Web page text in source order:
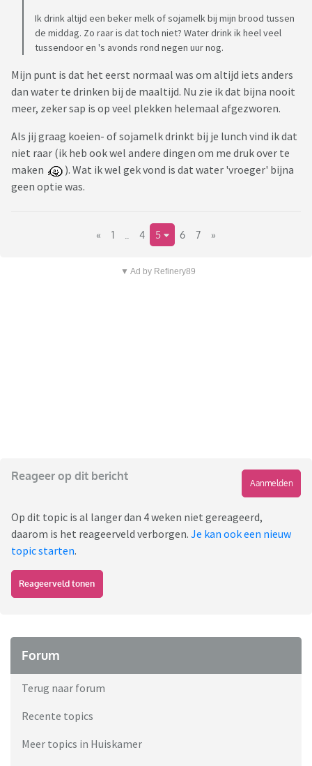
Ik drink altijd een beker melk of sojamelk bij mijn brood tussen
de middag. Zo raar is dat toch niet? Water drink ik heel veel
tussendoor en 's avonds rond negen uur nog.
Mijn punt is dat het eerst normaal was om altijd iets anders
dan water te drinken bij de maaltijd. Nu zie ik dat bijna nooit
meer, zeker sap is op veel plekken helemaal afgezworen.
Als jij graag koeien- of sojamelk drinkt bij je lunch vind ik dat
niet raar (ik heb ook wel andere dingen om me druk over te
maken
). Wat ik wel gek vond is dat water 'vroeger' bijna
geen optie was.
« 1 4 5 6 7 »
▼ Ad by Refinery89
Reageer op dit bericht
Aanmelden
Op dit topic is al langer dan 4 weken niet gereageerd,
daarom is het reageerveld verborgen. Je kan ook een nieuw
topic starten.
Reageerveld tonen
Forum
Terug naar forum
Recente topics
Meer topics in Huiskamer